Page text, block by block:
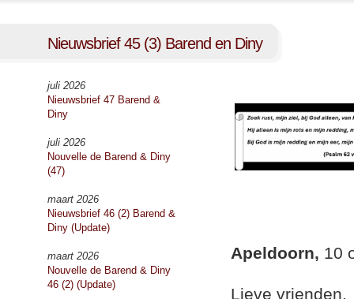
Nieuwsbrief 45 (3) Barend en Diny
juli 2026
Nieuwsbrief 47 Barend &
Diny
juli 2026
Nouvelle de Barend & Diny
(47)
maart 2026
Nieuwsbrief 46 (2) Barend &
Diny (Update)
maart 2026
Nouvelle de Barend & Diny
46 (2) (Update)
Apeldoorn, 10
Lieve vrienden,